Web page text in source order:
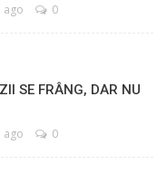
ago 0
SE FRÂNG, DAR NU
ago 0